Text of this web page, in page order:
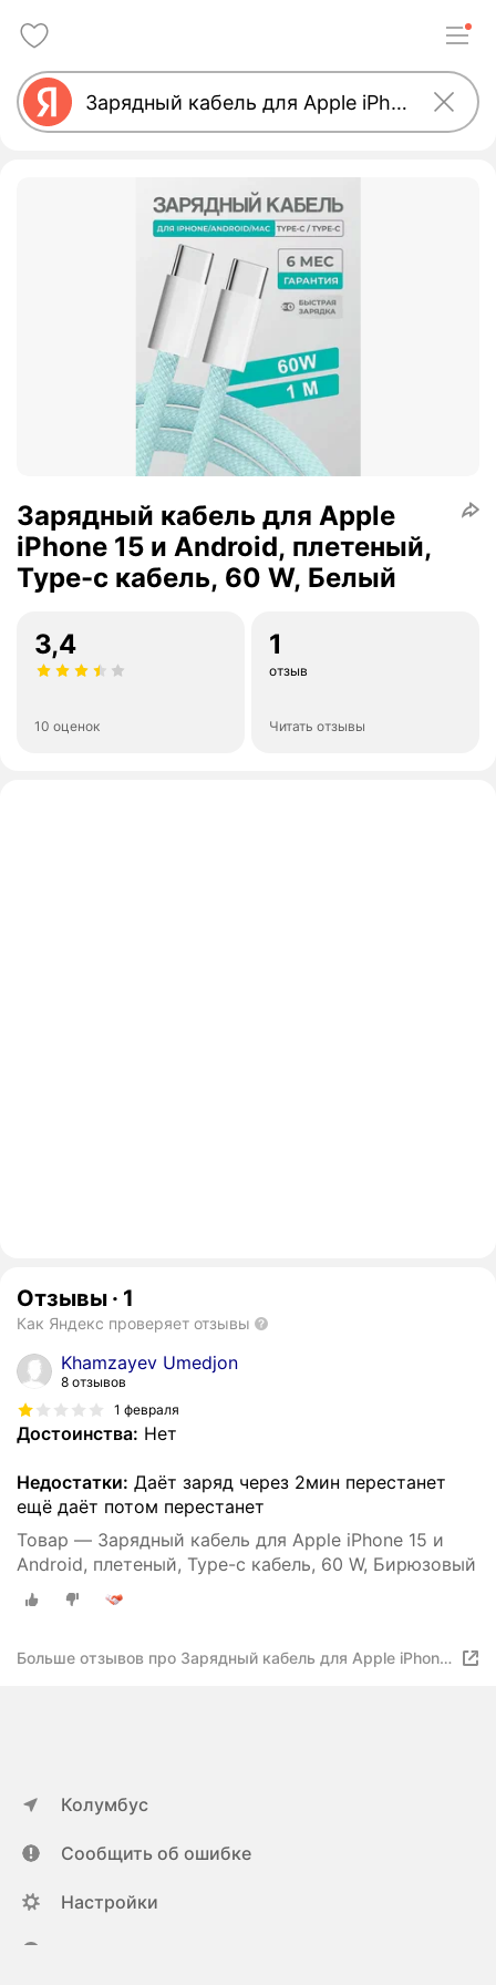
Зарядный кабель для Apple
iPhone 15 и Android, плетеный,
Type-c кабель, 60 W, Белый
3,4
10 оценок
1
отзыв
Читать отзывы
Отзывы · 1
Как Яндекс проверяет отзывы
Khamzayev Umedjon
8 отзывов
1 февраля
Достоинства: Нет
Недостатки: Даёт заряд через 2мин перестанет
ещё даёт потом перестанет
Товар — Зарядный кабель для Apple iPhone 15 и
Android, плетеный, Type-c кабель, 60 W, Бирюзовый
Больше отзывов про Зарядный кабель для Apple iPhone
Колумбус
Сообщить об ошибке
Настройки